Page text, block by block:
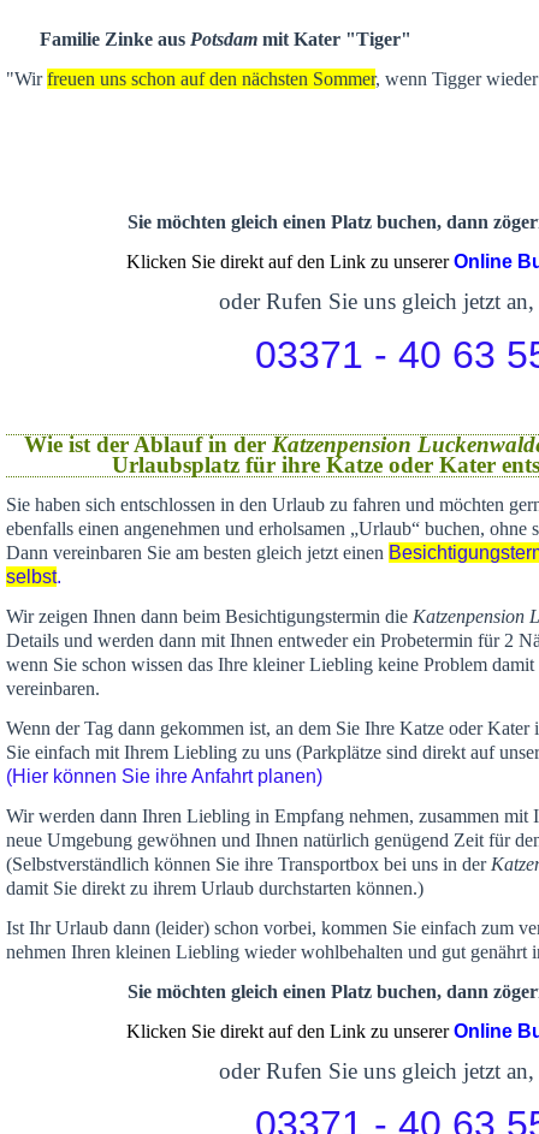
Familie Zinke aus Potsdam mit Kater "Tiger"
"Wirfreuen uns schon auf den nächsten Sommer, wenn Tigger
Sie möchten gleich einen Platz buchen, dann
Klicken Sie direkt auf den Link zu unsererOnline
oder Rufen Sie uns gleich jetzt an,
03371 - 40 63
Wie ist der Ablauf in der Katzenpension
Urlaubsplatz für ihre Katze oder Kater
Sie haben sich entschlossen in den Urlaub zu fahren und möchten
ebenfalls einen angenehmen und erholsamen „Urlaub“ buchen, ohne
Dann vereinbaren Sie am besten gleich jetzt einen
selbst.
Wir zeigen Ihnen dann beim Besichtigungstermin die Katzenpension
Details und werden dann mit Ihnen entweder ein Probetermin für 2
wenn Sie schon wissen das Ihre kleiner Liebling keine Problem
vereinbaren.
Wenn der Tag dann gekommen ist, an dem Sie Ihre Katze oder
Sie einfach mit Ihrem Liebling zu uns (Parkplätze sind direkt auf
(Hier können Sie ihre Anfahrt planen)
Wir werden dann Ihren Liebling in Empfang nehmen, zusammen mit
neue Umgebung gewöhnen und Ihnen natürlich genügend Zeit für
(Selbstverständlich können Sie ihre Transportbox bei uns in der
damit Sie direkt zu ihrem Urlaub durchstarten können.)
Ist Ihr Urlaub dann (leider) schon vorbei, kommen Sie einfach zum
nehmen Ihren kleinen Liebling wieder wohlbehalten und gut genährt
Sie möchten gleich einen Platz buchen, dann
Klicken Sie direkt auf den Link zu unsererOnline
oder Rufen Sie uns gleich jetzt an,
03371 - 40 63